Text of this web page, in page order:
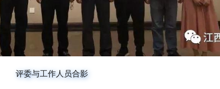
评委与工作人员合影